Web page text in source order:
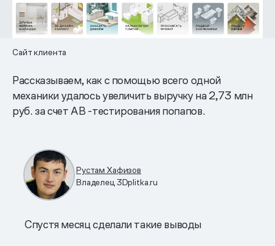
Сайт клиента
Рассказываем, как с помощью всего одной
механики удалось увеличить выручку на 2,73 млн
руб. за счет AB -тестирования попапов.
Рустам Хафизов
Владелец 3Dplitka.ru
Спустя месяц сделали такие выводы